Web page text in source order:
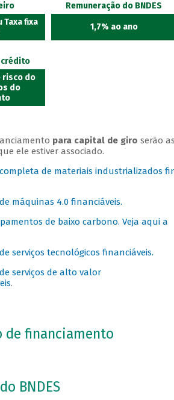
Taxa fixa
Remuneração do BNDES
1,7% ao ano
crédito
risco do
do
para capital de giro serão
ele estiver associado.
de materiais industrializados
máquinas 4.0 financiáveis.
de baixo carbono. Veja aqui a
serviços tecnológicos financiáveis.
serviços de alto valor
.
de financiamento
BNDES